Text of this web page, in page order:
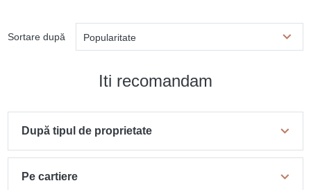
Sortare după Popularitate
Iti recomandam
După tipul de proprietate
Pe cartiere